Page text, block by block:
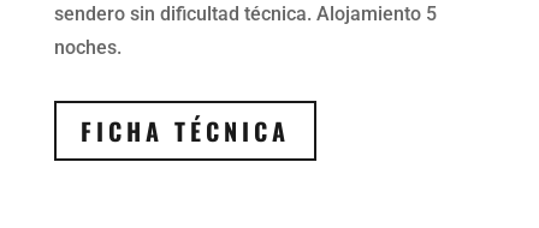
sendero sin dificultad técnica. Alojamiento 5
noches.
FICHA TÉCNICA